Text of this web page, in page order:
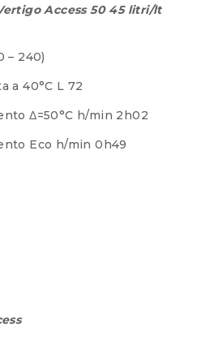
Access 50 45 litri/lt
– 240)
a 40°C L 72
Δ=50°C h/min 2h02
Eco h/min 0h49